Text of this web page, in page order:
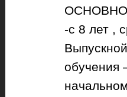
-с 8 лет ,
обучения